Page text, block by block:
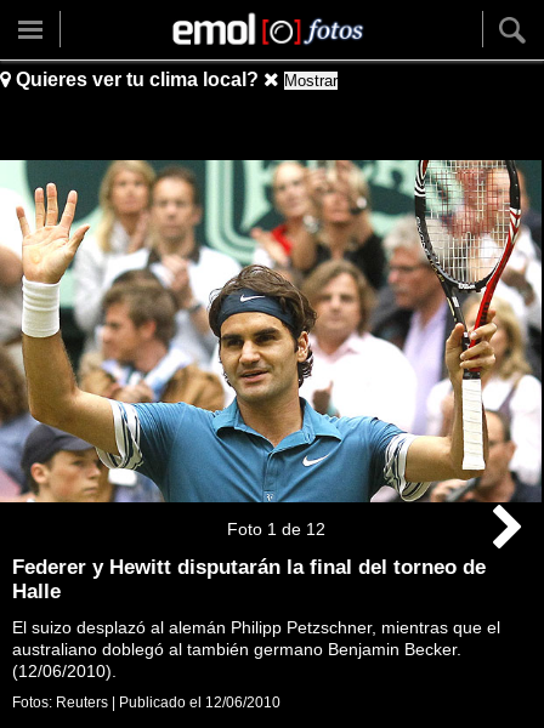
Quieres ver tu clima local? Mostrar
Foto 1 de 12
Federer y Hewitt disputarán la final del torneo de
Halle
El suizo desplazó al alemán Philipp Petzschner, mientras que el
australiano doblegó al también germano Benjamin Becker.
(12/06/2010).
Fotos: Reuters | Publicado el 12/06/2010